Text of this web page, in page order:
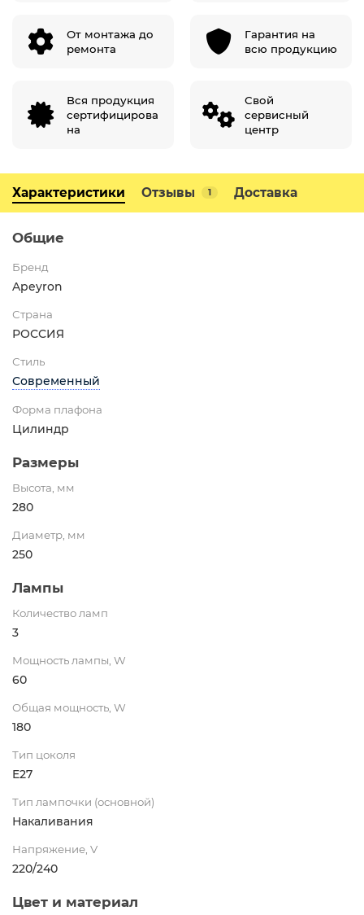
От монтажа до
ремонта
Гарантия на
всю продукцию
Вся продукция
сертифицирова
на
Свой
сервисный
центр
Характеристики Отзывы 1 Доставка
Общие
Бренд
Apeyron
Страна
РОССИЯ
Стиль
Современный
Форма плафона
Цилиндр
Размеры
Высота, мм
280
Диаметр, мм
250
Лампы
Количество ламп
3
Мощность лампы, W
60
Общая мощность, W
180
Тип цоколя
E27
Тип лампочки (основной)
Накаливания
Напряжение, V
220/240
Цвет и материал